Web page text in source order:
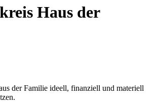
Haus der
der Familie ideell, finanziell und materiell